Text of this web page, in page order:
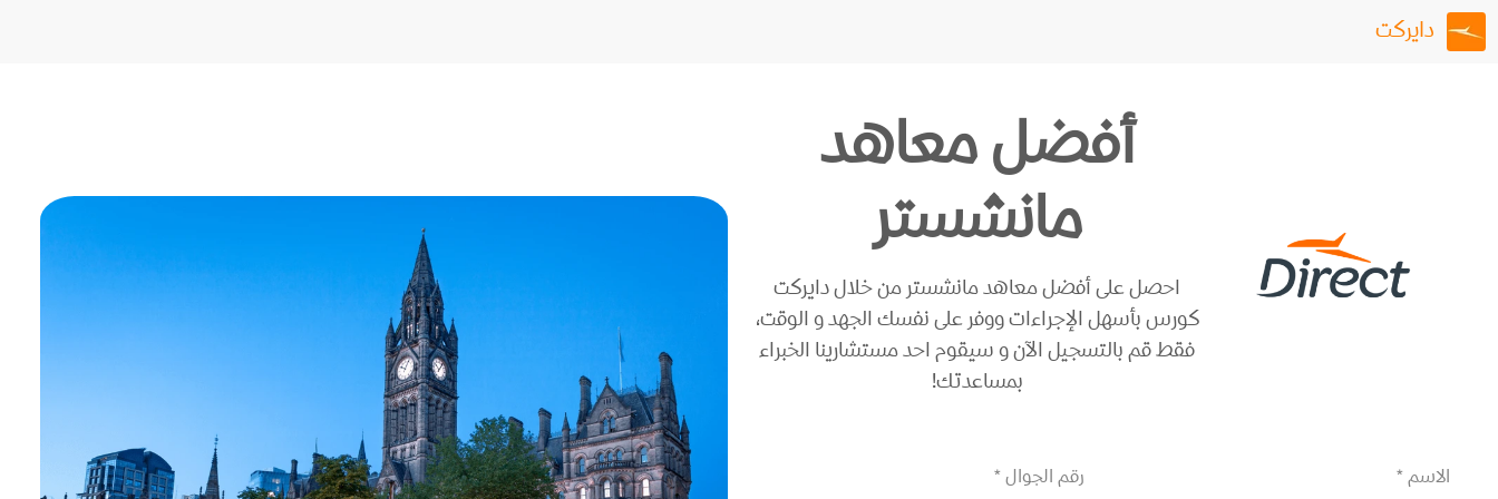
دايركت
أفضل معاهد
مانشستر
احصل على أفضل معاهد مانشستر من خلال دايركت
كورس بأسهل الإجراءات ووفر على نفسك الجهد و الوقت،
فقط قم بالتسجيل الآن و سيقوم احد مستشارينا الخبراء
بمساعدتك!
الاسم * رقم الجوال *